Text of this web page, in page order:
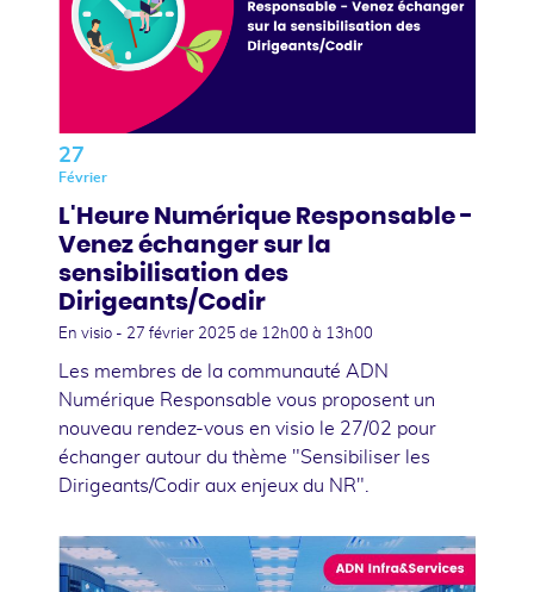
27
Février
L'Heure Numérique Responsable -
Venez échanger sur la
sensibilisation des
Dirigeants/Codir
En visio - 27 février 2025 de 12h00 à 13h00
Les membres de la communauté ADN
Numérique Responsable vous proposent un
nouveau rendez-vous en visio le 27/02 pour
échanger autour du thème "Sensibiliser les
Dirigeants/Codir aux enjeux du NR".